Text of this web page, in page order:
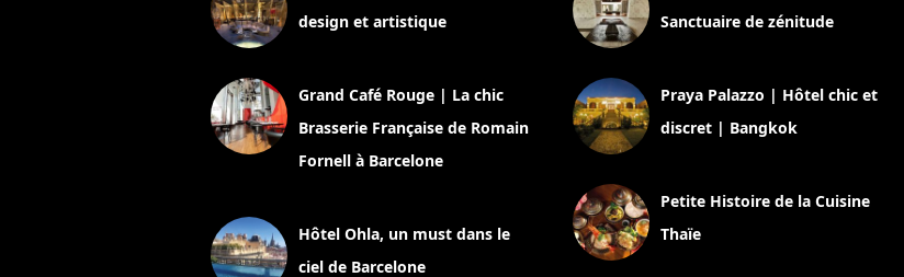
design et artistique
Grand Café Rouge | La chic
Brasserie Française de Romain
Fornell à Barcelone
Hôtel Ohla, un must dans le
ciel de Barcelone
Sanctuaire de zénitude
Praya Palazzo | Hôtel chic et
discret | Bangkok
Petite Histoire de la Cuisine
Thaïe